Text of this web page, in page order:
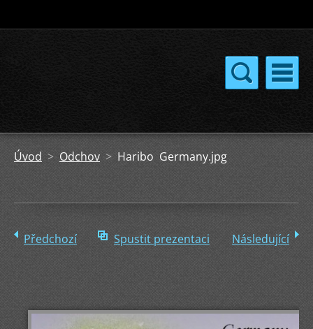
Úvod > Odchov > Haribo Germany.jpg
Předchozí Spustit prezentaci Následující